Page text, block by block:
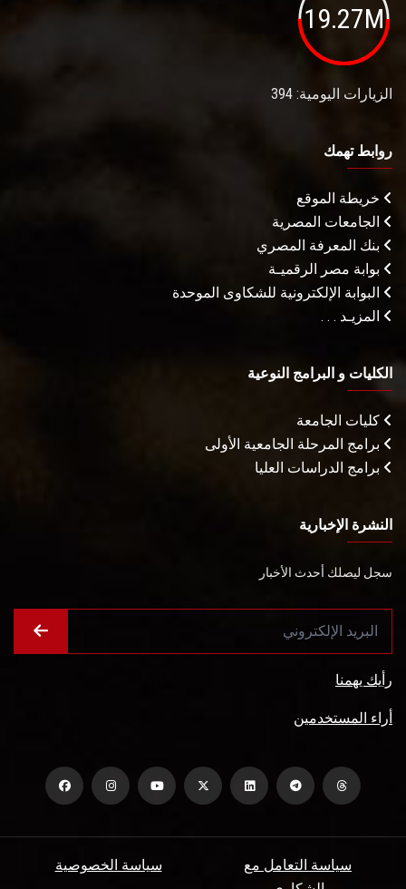
19.27M
الزيارات اليومية: 394
روابط تهمك
خريطة الموقع
الجامعات المصرية
بنك المعرفة المصري
بوابة مصر الرقميـة
البوابة الإلكترونية للشكاوى الموحدة
المزيـد . . .
الكليات و البرامج النوعية
كليات الجامعة
برامج المرحلة الجامعية الأولى
برامج الدراسات العليا
النشرة الإخبارية
سجل ليصلك أحدث الأخبار
رأيك يهمنا
أراء المستخدمين
سياسة الخصوصية
سياسة التعامل مع